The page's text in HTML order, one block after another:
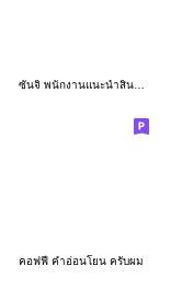
คอฟฟี่ คำอ่อนโยน ครับผม